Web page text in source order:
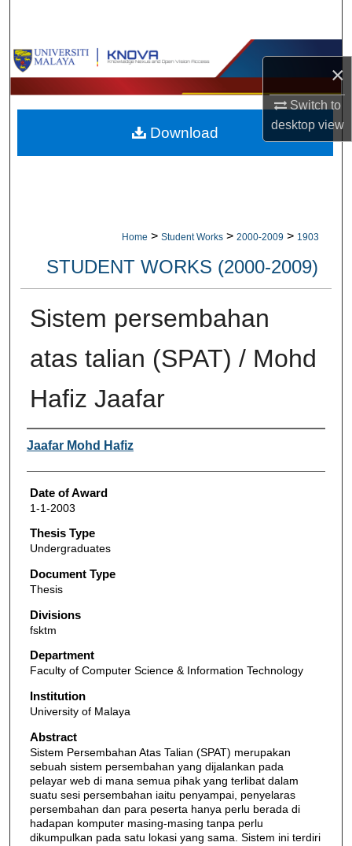
×
Switch to
desktopview
Browse Collections
My Account
About
Home > Student Works > 2000-2009 > 1903
STUDENT WORKS (2000-2009)
Sistem persembahan
atas talian (SPAT) / Mohd
Hafiz Jaafar
Author
Jaafar Mohd Hafiz
Date of Award
1-1-2003
Thesis Type
Undergraduates
Document Type
Thesis
Divisions
fsktm
Department
Faculty of Computer Science & Information Technology
Institution
University of Malaya
Abstract
Sistem Persembahan Atas Talian (SPAT) merupakan
sebuah sistem persembahan yang dijalankan pada
pelayar web di mana semua pihak yang terlibat dalam
suatu sesi persembahan iaitu penyampai, penyelaras
persembahan dan para peserta hanya perlu berada di
hadapan komputer masing-masing tanpa perlu
dikumpulkan pada satu lokasi yang sama. Sistem ini terdiri
Download